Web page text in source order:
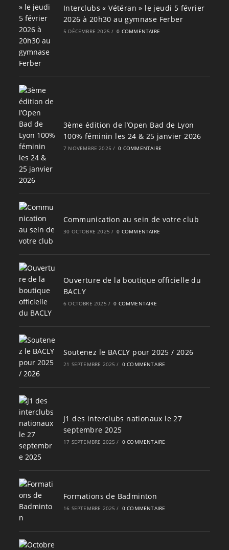
Interclubs « Vétéran » le jeudi 5 février
2026 à 20h30 au gymnase Ferber
5 DÉCEMBRE 2025 / 0 COMMENTAIRE
3ème édition de l’Open Bad de Lyon
100% féminin les 24 & 25 janvier 2026
7 NOVEMBRE 2025 / 0 COMMENTAIRE
Communication au sein de votre club
30 OCTOBRE 2025 / 0 COMMENTAIRE
Ouverture de la boutique officielle du
BACLY
6 OCTOBRE 2025 / 0 COMMENTAIRE
Soutenez le BACLY pour 2025 / 2026
21 SEPTEMBRE 2025 / 0 COMMENTAIRE
J1 des interclubs nationaux le 27
septembre 2025
17 SEPTEMBRE 2025 / 0 COMMENTAIRE
Formations de Badminton
16 SEPTEMBRE 2025 / 0 COMMENTAIRE